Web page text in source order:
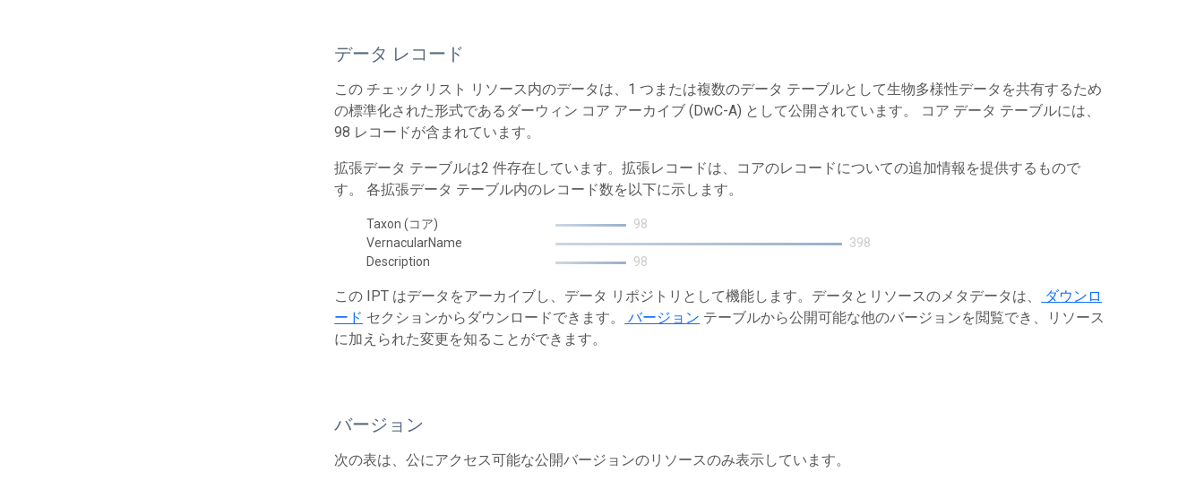
データ レコード
この チェックリスト リソース内のデータは、1 つまたは複数のデータ テーブルとして生物多様性データを共有するため
の標準化された形式であるダーウィン コア アーカイブ (DwC-A) として公開されています。 コア データ テーブルには、
98 レコードが含まれています。
拡張データ テーブルは2 件存在しています。拡張レコードは、コアのレコードについての追加情報を提供するもので
す。 各拡張データ テーブル内のレコード数を以下に示します。
Taxon (コア)
98
VernacularName
398
Description
98
この IPT はデータをアーカイブし、データ リポジトリとして機能します。データとリソースのメタデータは、
ダウンロ
ード セクションからダウンロードできます。 バージョン テーブルから公開可能な他のバージョンを閲覧でき、リソース
に加えられた変更を知ることができます。
バージョン
次の表は、公にアクセス可能な公開バージョンのリソースのみ表示しています。